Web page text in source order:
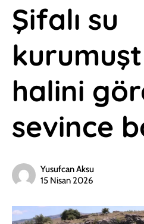
Şifalı su
halini
sevince
Yusufcan Aksu
15 Nisan 2026